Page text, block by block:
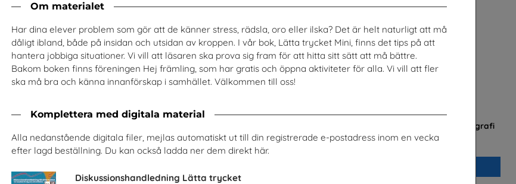
Om materialet
Har dina elever problem som gör att de känner stress, rädsla, oro eller ilska? Det är helt naturligt att må
dåligt ibland, både på insidan och utsidan av kroppen. I vår bok, Lätta trycket Mini, finns det tips på att
hantera jobbiga situationer. Vi vill att läsaren ska prova sig fram för att hitta sitt sätt att må bättre.
Bakom boken finns föreningen Hej främling, som har gratis och öppna aktiviteter för alla. Vi vill att fler
ska må bra och känna innanförskap i samhället. Välkommen till oss!
Komplettera med digitala material
Alla nedanstående digitala filer, mejlas automatiskt ut till din registrerade e-postadress inom en vecka
efter lagd beställning. Du kan också ladda ner dem direkt här.
Diskussionshandledning Lätta trycket
spårspring
Trafikverket
Riksförbundet Noaks Ark
Checklista för undervisning om pornografi
Unizon